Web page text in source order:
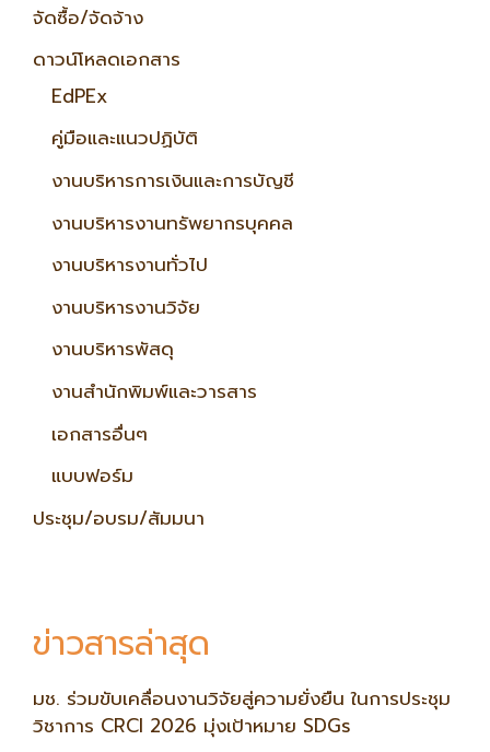
จัดซื้อ/จัดจ้าง
ดาวน์โหลดเอกสาร
EdPEx
คู่มือและแนวปฏิบัติ
งานบริหารการเงินและการบัญชี
งานบริหารงานทรัพยากรบุคคล
งานบริหารงานทั่วไป
งานบริหารงานวิจัย
งานบริหารพัสดุ
งานสำนักพิมพ์และวารสาร
เอกสารอื่นๆ
แบบฟอร์ม
ประชุม/อบรม/สัมมนา
ข่าวสารล่าสุด
มช. ร่วมขับเคลื่อนงานวิจัยสู่ความยั่งยืน ในการประชุม
วิชาการ CRCI 2026 มุ่งเป้าหมาย SDGs